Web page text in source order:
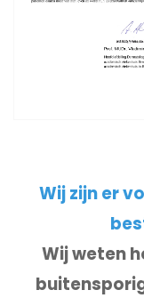
Wij zijn er
Wij weten